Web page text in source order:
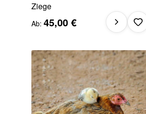
Ziege
Ab 45,00 €